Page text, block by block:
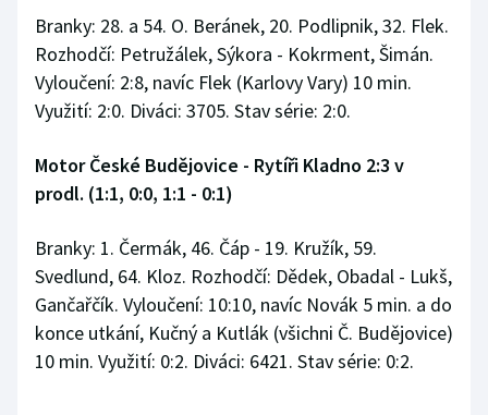
Branky: 28. a 54. O. Beránek, 20. Podlipnik, 32. Flek.
Rozhodčí: Petružálek, Sýkora - Kokrment, Šimán.
Vyloučení: 2:8, navíc Flek (Karlovy Vary) 10 min.
Využití: 2:0. Diváci: 3705. Stav série: 2:0.
Motor České Budějovice - Rytíři Kladno 2:3 v
prodl. (1:1, 0:0, 1:1 - 0:1)
Branky: 1. Čermák, 46. Čáp - 19. Kružík, 59.
Svedlund, 64. Kloz. Rozhodčí: Dědek, Obadal - Lukš,
Gančařčík. Vyloučení: 10:10, navíc Novák 5 min. a do
konce utkání, Kučný a Kutlák (všichni Č. Budějovice)
10 min. Využití: 0:2. Diváci: 6421. Stav série: 0:2.